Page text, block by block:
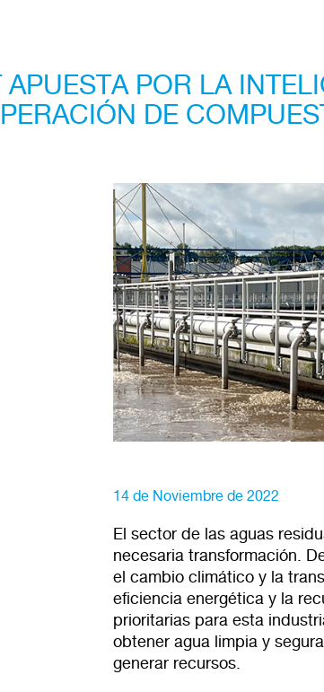
APUESTA POR LA
DE
14 de Noviembre de 2022
El sector de las aguas
necesaria transformación.
el cambio climático y la
eficiencia energética y la
prioritarias para esta
obtener agua limpia y
generar recursos.